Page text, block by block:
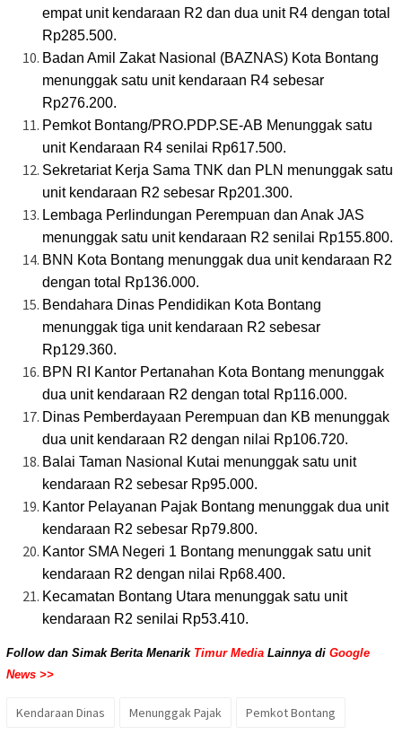
empat unit kendaraan R2 dan dua unit R4 dengan total
Rp285.500.
Badan Amil Zakat Nasional (BAZNAS) Kota Bontang
menunggak satu unit kendaraan R4 sebesar
Rp276.200.
Pemkot Bontang/PRO.PDP.SE-AB Menunggak satu
unit Kendaraan R4 senilai Rp617.500.
Sekretariat Kerja Sama TNK dan PLN menunggak satu
unit kendaraan R2 sebesar Rp201.300.
Lembaga Perlindungan Perempuan dan Anak JAS
menunggak satu unit kendaraan R2 senilai Rp155.800.
BNN Kota Bontang menunggak dua unit kendaraan R2
dengan total Rp136.000.
Bendahara Dinas Pendidikan Kota Bontang
menunggak tiga unit kendaraan R2 sebesar
Rp129.360.
BPN RI Kantor Pertanahan Kota Bontang menunggak
dua unit kendaraan R2 dengan total Rp116.000.
Dinas Pemberdayaan Perempuan dan KB menunggak
dua unit kendaraan R2 dengan nilai Rp106.720.
Balai Taman Nasional Kutai menunggak satu unit
kendaraan R2 sebesar Rp95.000.
Kantor Pelayanan Pajak Bontang menunggak dua unit
kendaraan R2 sebesar Rp79.800.
Kantor SMA Negeri 1 Bontang menunggak satu unit
kendaraan R2 dengan nilai Rp68.400.
Kecamatan Bontang Utara menunggak satu unit
kendaraan R2 senilai Rp53.410.
Follow dan Simak Berita Menarik Timur Media Lainnya di Google
News >>
Kendaraan Dinas Menunggak Pajak Pemkot Bontang